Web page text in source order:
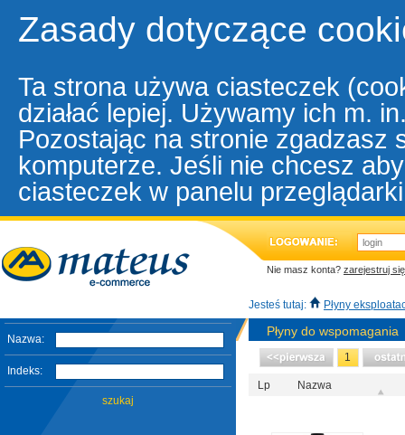
Zasady dotyczące
Ta strona używa ciasteczek
działać lepiej. Używamy ich m.
Pozostając na stronie zgadzasz
komputerze. Jeśli nie chcesz
ciasteczek w panelu
Nie masz konta? zarejestruj się
Jesteś tutaj: Płyny
Nazwa:
Indeks:
Płyny do wspomagania
1
Lp Nazwa